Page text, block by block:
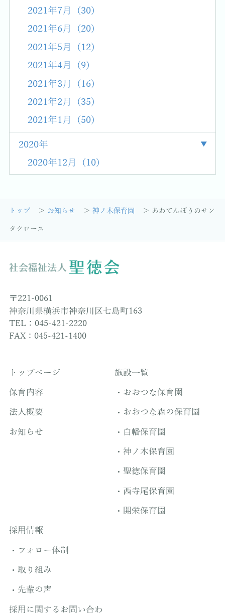
2021年7月 (30)
2021年6月 (20)
2021年5月 (12)
2021年4月 (9)
2021年3月 (16)
2021年2月 (35)
2021年1月 (50)
2020年
2020年12月 (10)
トップ お知らせ 神ノ木保育園 あわてんぼうのサン
タクロース
〒221-0061
神奈川県横浜市神奈川区七島町163
TEL：045-421-2220
FAX：045-421-1400
トップページ
保育内容
法人概要
お知らせ
施設一覧
おおつな保育園
おおつな森の保育園
白幡保育園
神ノ木保育園
聖徳保育園
西寺尾保育園
開栄保育園
採用情報
フォロー体制
取り組み
先輩の声
採用に関するお問い合わ